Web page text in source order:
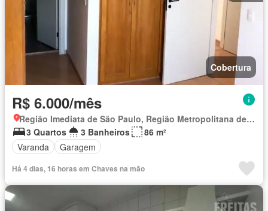
Cobertura
R$ 6.000/mês
Região Imediata de São Paulo, Região Metropolitana de São Paulo
3 Quartos
3 Banheiros
86 m²
Varanda
Garagem
Há 4 dias, 16 horas em Chaves na mão